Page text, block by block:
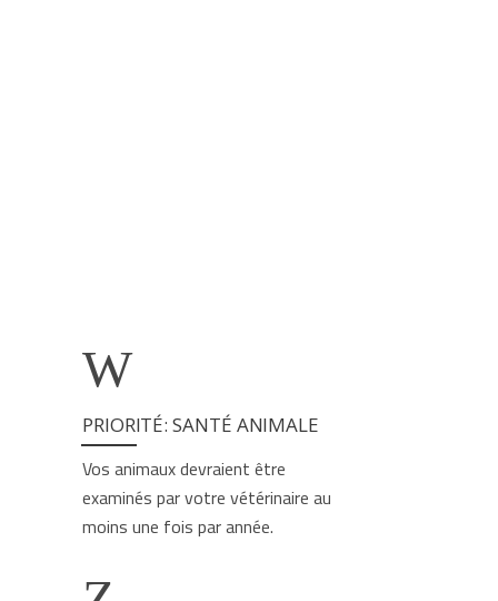
PRIORITÉ: SANTÉ ANIMALE
Vos animaux devraient être
examinés par votre vétérinaire au
moins une fois par année.